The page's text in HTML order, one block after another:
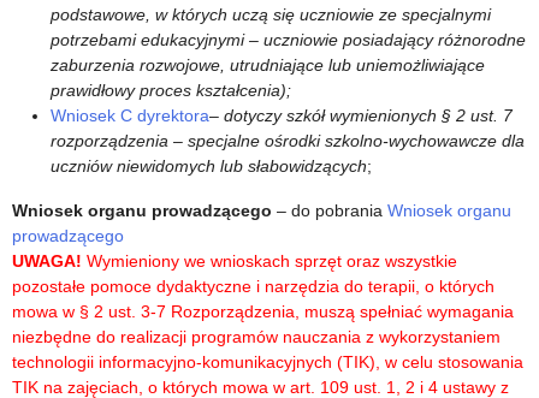
podstawowe, w których uczą się uczniowie ze specjalnymi
potrzebami edukacyjnymi – uczniowie posiadający różnorodne
zaburzenia rozwojowe, utrudniające lub uniemożliwiające
prawidłowy proces kształcenia);
Wniosek C dyrektora– dotyczy szkół wymienionych § 2 ust. 7
rozporządzenia – specjalne ośrodki szkolno-wychowawcze dla
uczniów niewidomych lub słabowidzących;
Wniosek organu prowadzącego – do pobrania Wniosek organu
prowadzącego
UWAGA! Wymieniony we wnioskach sprzęt oraz wszystkie
pozostałe pomoce dydaktyczne i narzędzia do terapii, o których
mowa w § 2 ust. 3-7 Rozporządzenia, muszą spełniać wymagania
niezbędne do realizacji programów nauczania z wykorzystaniem
technologii informacyjno-komunikacyjnych (TIK), w celu stosowania
TIK na zajęciach, o których mowa w art. 109 ust. 1, 2 i 4 ustawy z